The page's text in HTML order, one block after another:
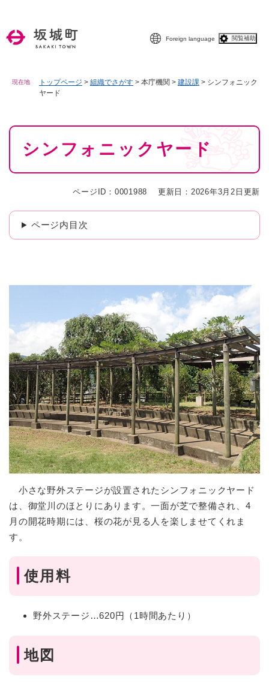
Foreign language 閲覧補助
現在地 トップページ > 組織でさがす > 本庁機関 > 建設課 > シンフォニック
ヤード
本
シンフォニックヤード
ページID：0001988 更新日：2026年3月2日更新
ページ内目次
小さな野外ステージが設置されたシンフォニックヤード
は、御堂川のほとりにあります。一面が芝で整備され、4
月の開花時期には、桜の花が見る人を楽しませてくれま
す。
使用料
野外ステージ…620円（1時間あたり）
地図